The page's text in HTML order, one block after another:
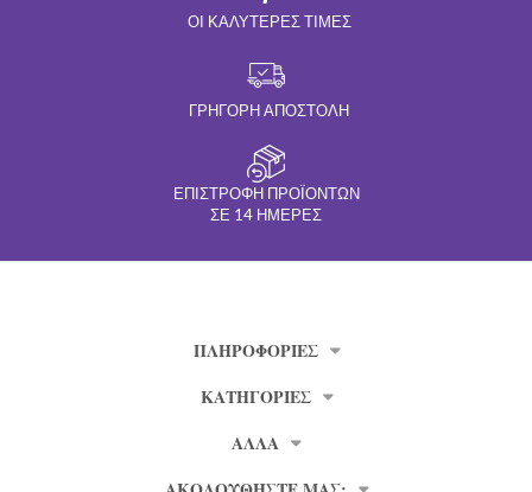
ΟΙ ΚΑΛΎΤΕΡΕΣ ΤΙΜΈΣ
ΓΡΉΓΟΡΗ ΑΠΟΣΤΟΛΉ
ΕΠΙΣΤΡΟΦΉ ΠΡΟΪΌΝΤΩΝ
ΣΕ 14 ΗΜΈΡΕΣ
ΠΛΗΡΟΦΟΡΊΕΣ
ΚΑΤΗΓΟΡΙΕΣ
ΑΛΛΑ